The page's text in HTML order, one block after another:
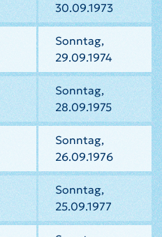
30.09.1973
Sonntag,
29.09.1974
Sonntag,
28.09.1975
Sonntag,
26.09.1976
Sonntag,
25.09.1977